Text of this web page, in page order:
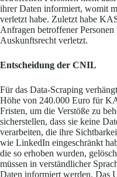
ihrer Daten informiert, womit
verletzt habe. Zuletzt habe
Anfragen betroffener
Auskunftsrecht verletzt.
Entscheidung der CNIL
Für das Data-Scraping
Höhe von 240.000 Euro für
Fristen, um die Verstöße zu
sicherstellen, dass sie keine
verarbeiten, die ihre
wie LinkedIn eingeschränkt
die so erhoben wurden,
müssen in verständlicher
Daten informiert werden. Das